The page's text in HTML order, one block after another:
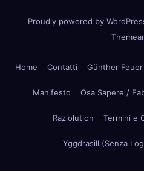
Proudly powered by
Home Contatti Günther Feuer
Manifesto Osa Sapere /
Raziolution Termini e
Yggdrasill (Senza